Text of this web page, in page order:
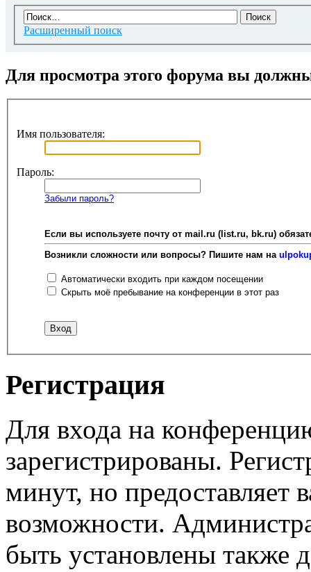
Расширенный поиск
Для просмотра этого форума вы
Имя пользователя:
Пароль:
Забыли пароль?
Если вы используете почту от mail.ru (list.ru, bk.ru)
Возникли сложности или вопросы? Пишите нам на
Автоматически входить при каждом посещении
Скрыть моё пребывание на конференции в этот раз
Регистрация
Для входа на
зарегистрированы.
минут, но предоставляет
возможности.
быть установлены также